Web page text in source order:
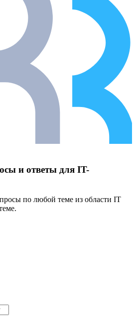
и ответы для IT-
по любой теме из области IT